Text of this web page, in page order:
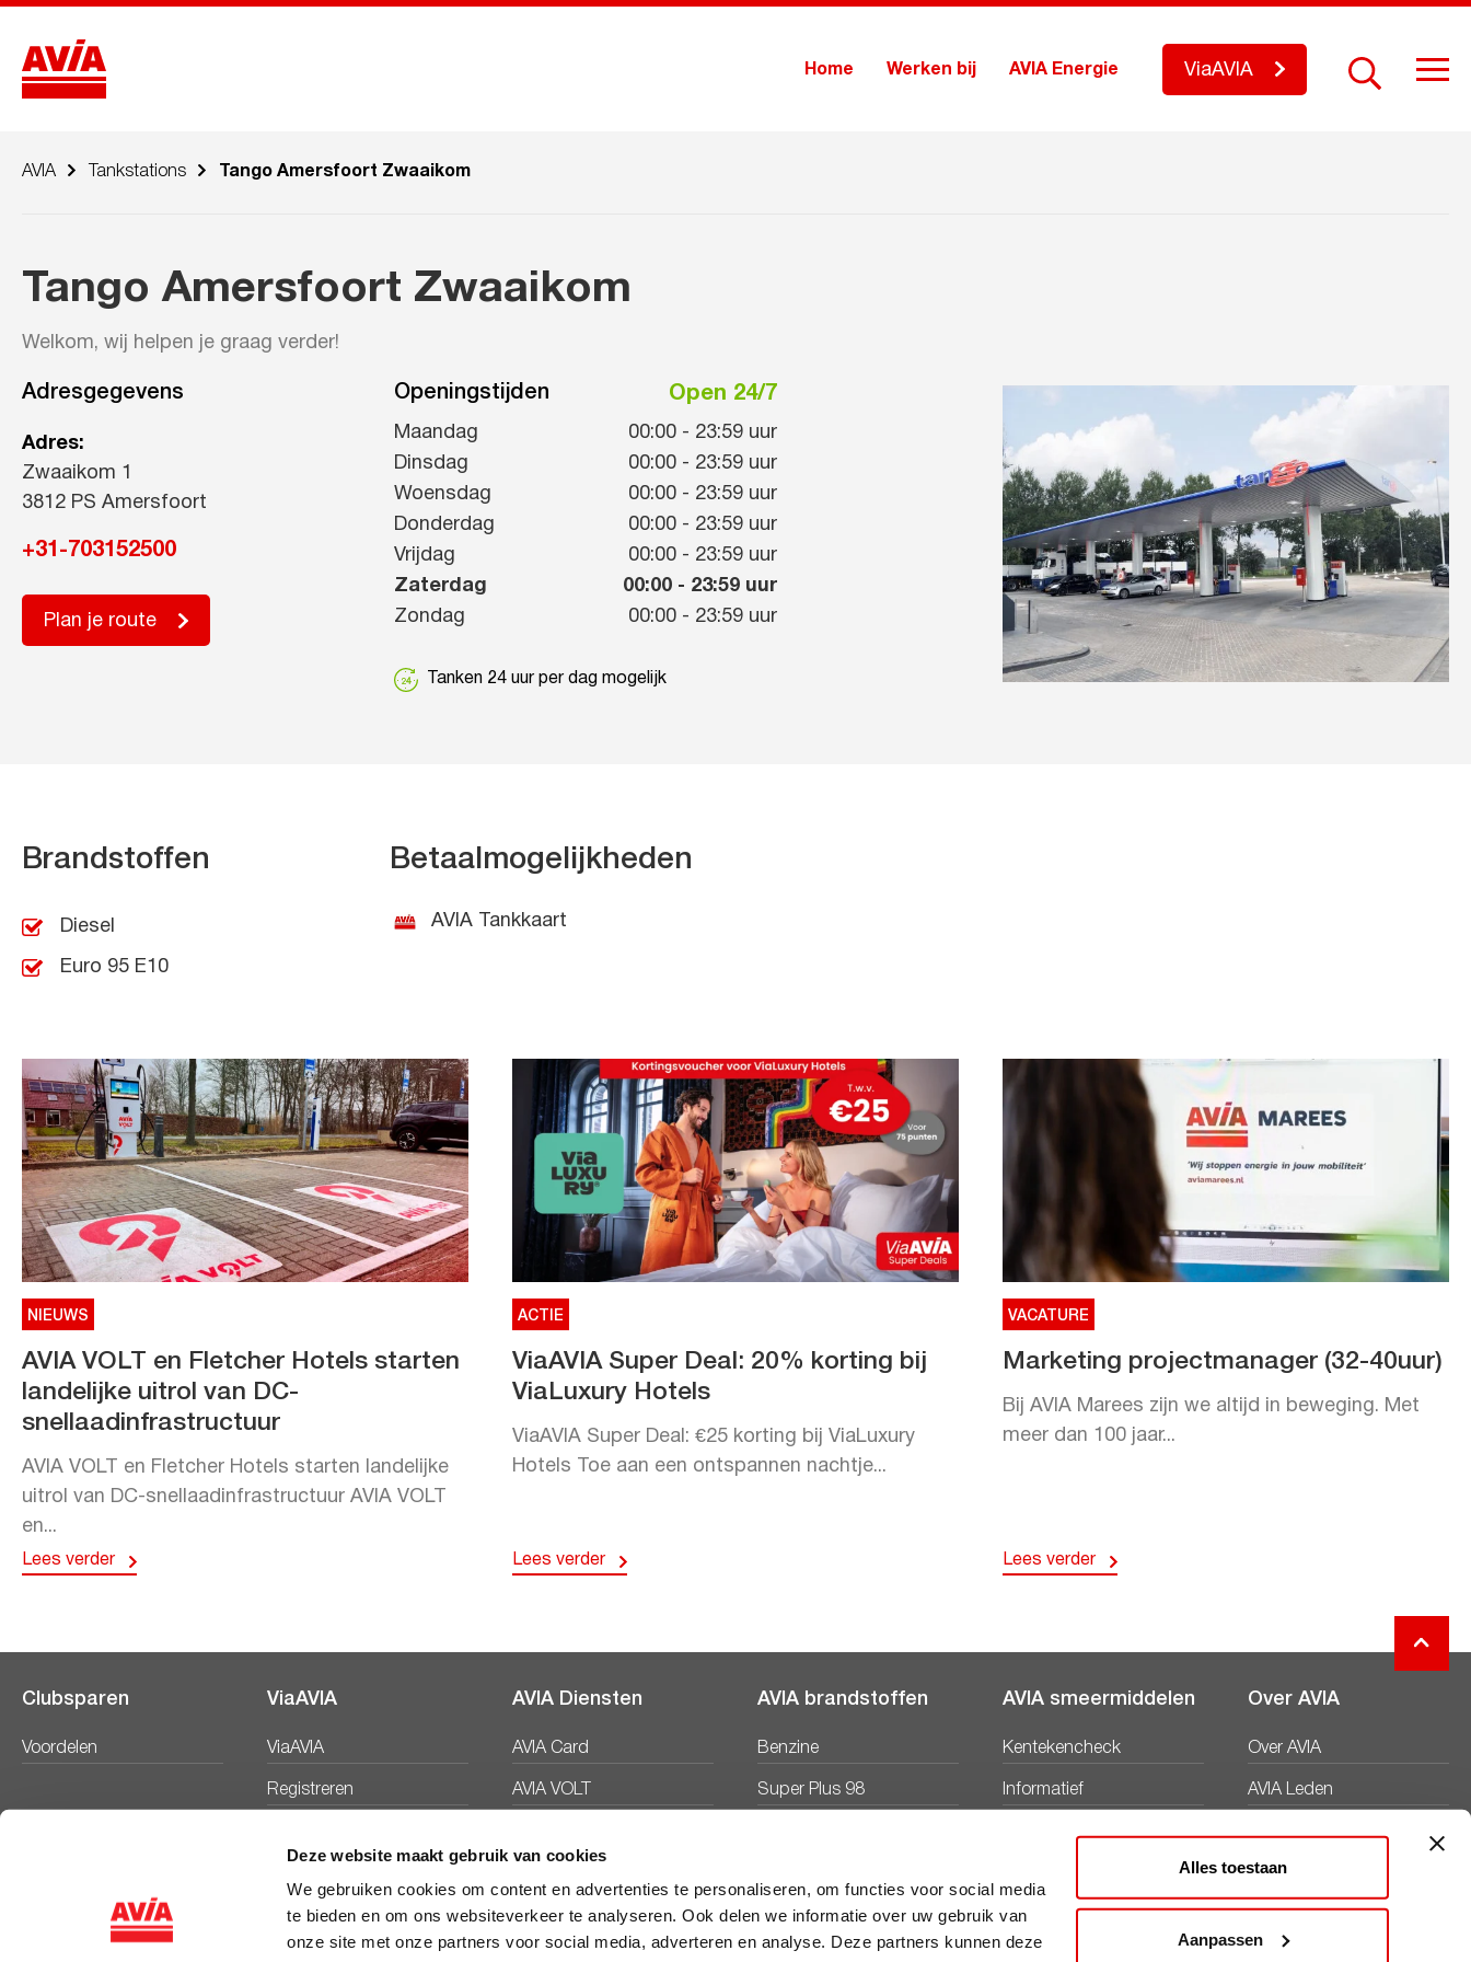
Deze website maakt gebruik van cookies
We gebruiken cookies om content en advertenties te personaliseren, om functies voor social media
te bieden en om ons websiteverkeer te analyseren. Ook delen we informatie over uw gebruik van
onze site met onze partners voor social media, adverteren en analyse. Deze partners kunnen deze
Alles toestaan
Aanpassen
Home Werken bij AVIA Energie ViaAVIA
AVIA Tankstations Tango Amersfoort Zwaaikom
Tango Amersfoort Zwaaikom
Welkom, wij helpen je graag verder!
Adresgegevens
Adres:
Zwaaikom 1
3812 PS Amersfoort
+31-703152500
Plan je route
Openingstijden Open 24/7
Maandag 00:00 - 23:59 uur
Dinsdag
00:00 - 23:59 uur
Woensdag
00:00 - 23:59 uur
Donderdag
00:00 - 23:59 uur
Vrijdag
00:00 - 23:59 uur
Zaterdag
00:00 - 23:59 uur
Zondag
00:00 - 23:59 uur
Tanken 24 uur per dag mogelijk
Brandstoffen
Diesel
Euro 95 E10
Betaalmogelijkheden
AVIA Tankkaart
NIEUWS
AVIA VOLT en Fletcher Hotels starten
landelijke uitrol van DC-
snellaadinfrastructuur
AVIA VOLT en Fletcher Hotels starten landelijke
uitrol van DC-snellaadinfrastructuur AVIA VOLT
en...
Lees verder
ACTIE
ViaAVIA Super Deal: 20% korting bij
ViaLuxury Hotels
ViaAVIA Super Deal: €25 korting bij ViaLuxury
Hotels Toe aan een ontspannen nachtje...
Lees verder
VACATURE
Marketing projectmanager (32-40uur)
Bij AVIA Marees zijn we altijd in beweging. Met
meer dan 100 jaar...
Lees verder
Clubsparen
Voordelen
ViaAVIA
ViaAVIA
Registreren
AVIA Diensten
AVIA Card
AVIA VOLT
AVIA brandstoffen
Benzine
Super Plus 98
AVIA smeermiddelen
Kentekencheck
Informatief
Productbladen
Over AVIA
Over AVIA
AVIA Leden
Nieuws
Duurzaamheid
Werken bij